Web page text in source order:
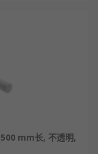
mm长, 不透明,